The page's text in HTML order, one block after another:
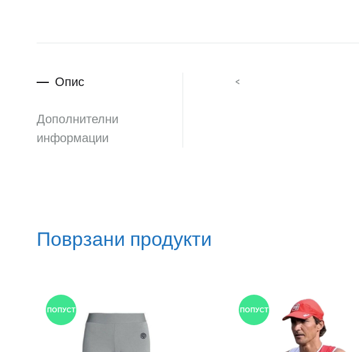
Опис
Дополнителни
информации
<
Поврзани продукти
ПОПУСТ ПОПУСТ